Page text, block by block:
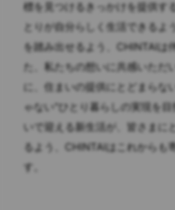
標を見つけるきっかけを提供す
とりが自分らしく生活できるよ
を踏み出せるよう、CHINTAIは
た、私たちの想いに共感いただ
に、住まいの提供にとどまらな
ゃない"ひとり暮らしの実現を目
いで迎える新生活が、皆さまに
るよう、CHINTAIはこれからも
す。